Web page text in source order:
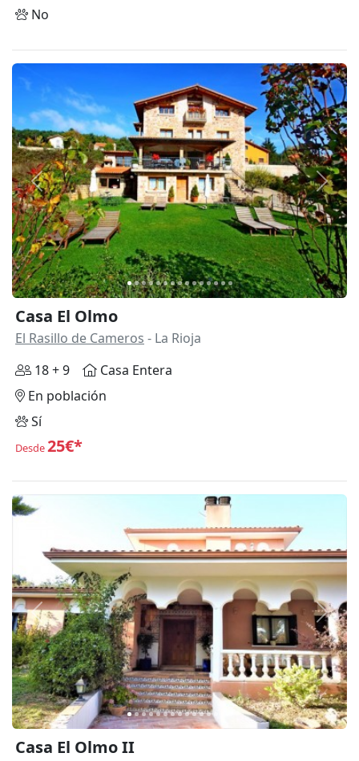
No
Anterior
Casa El Olmo
El Rasillo de Cameros - La Rioja
18 + 9
Casa Entera
En población
Sí
Desde25€*
Anterior
Casa El Olmo II